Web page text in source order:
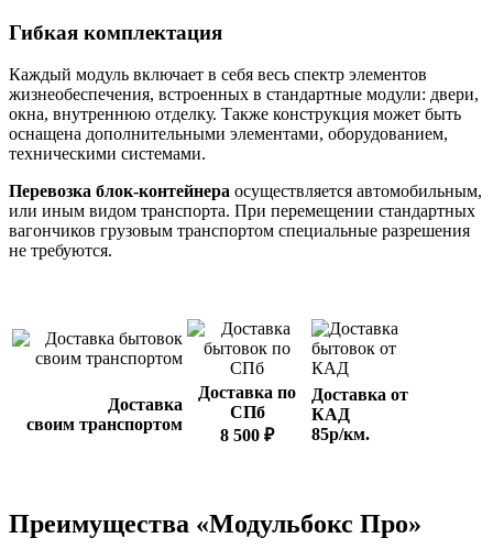
Гибкая комплектация
Каждый модуль включает в себя весь спектр элементов
жизнеобеспечения, встроенных в стандартные модули: двери,
окна, внутреннюю отделку. Также конструкция может быть
оснащена дополнительными элементами, оборудованием,
техническими системами.
Перевозка блок-контейнера осуществляется автомобильным,
или иным видом транспорта. При перемещении стандартных
вагончиков грузовым транспортом специальные разрешения
не требуются.
Доставка
своим транспортом
Доставка по
СПб
8 500 ₽
Доставка от
КАД
85р/км.
Преимущества «Модульбокс Про»